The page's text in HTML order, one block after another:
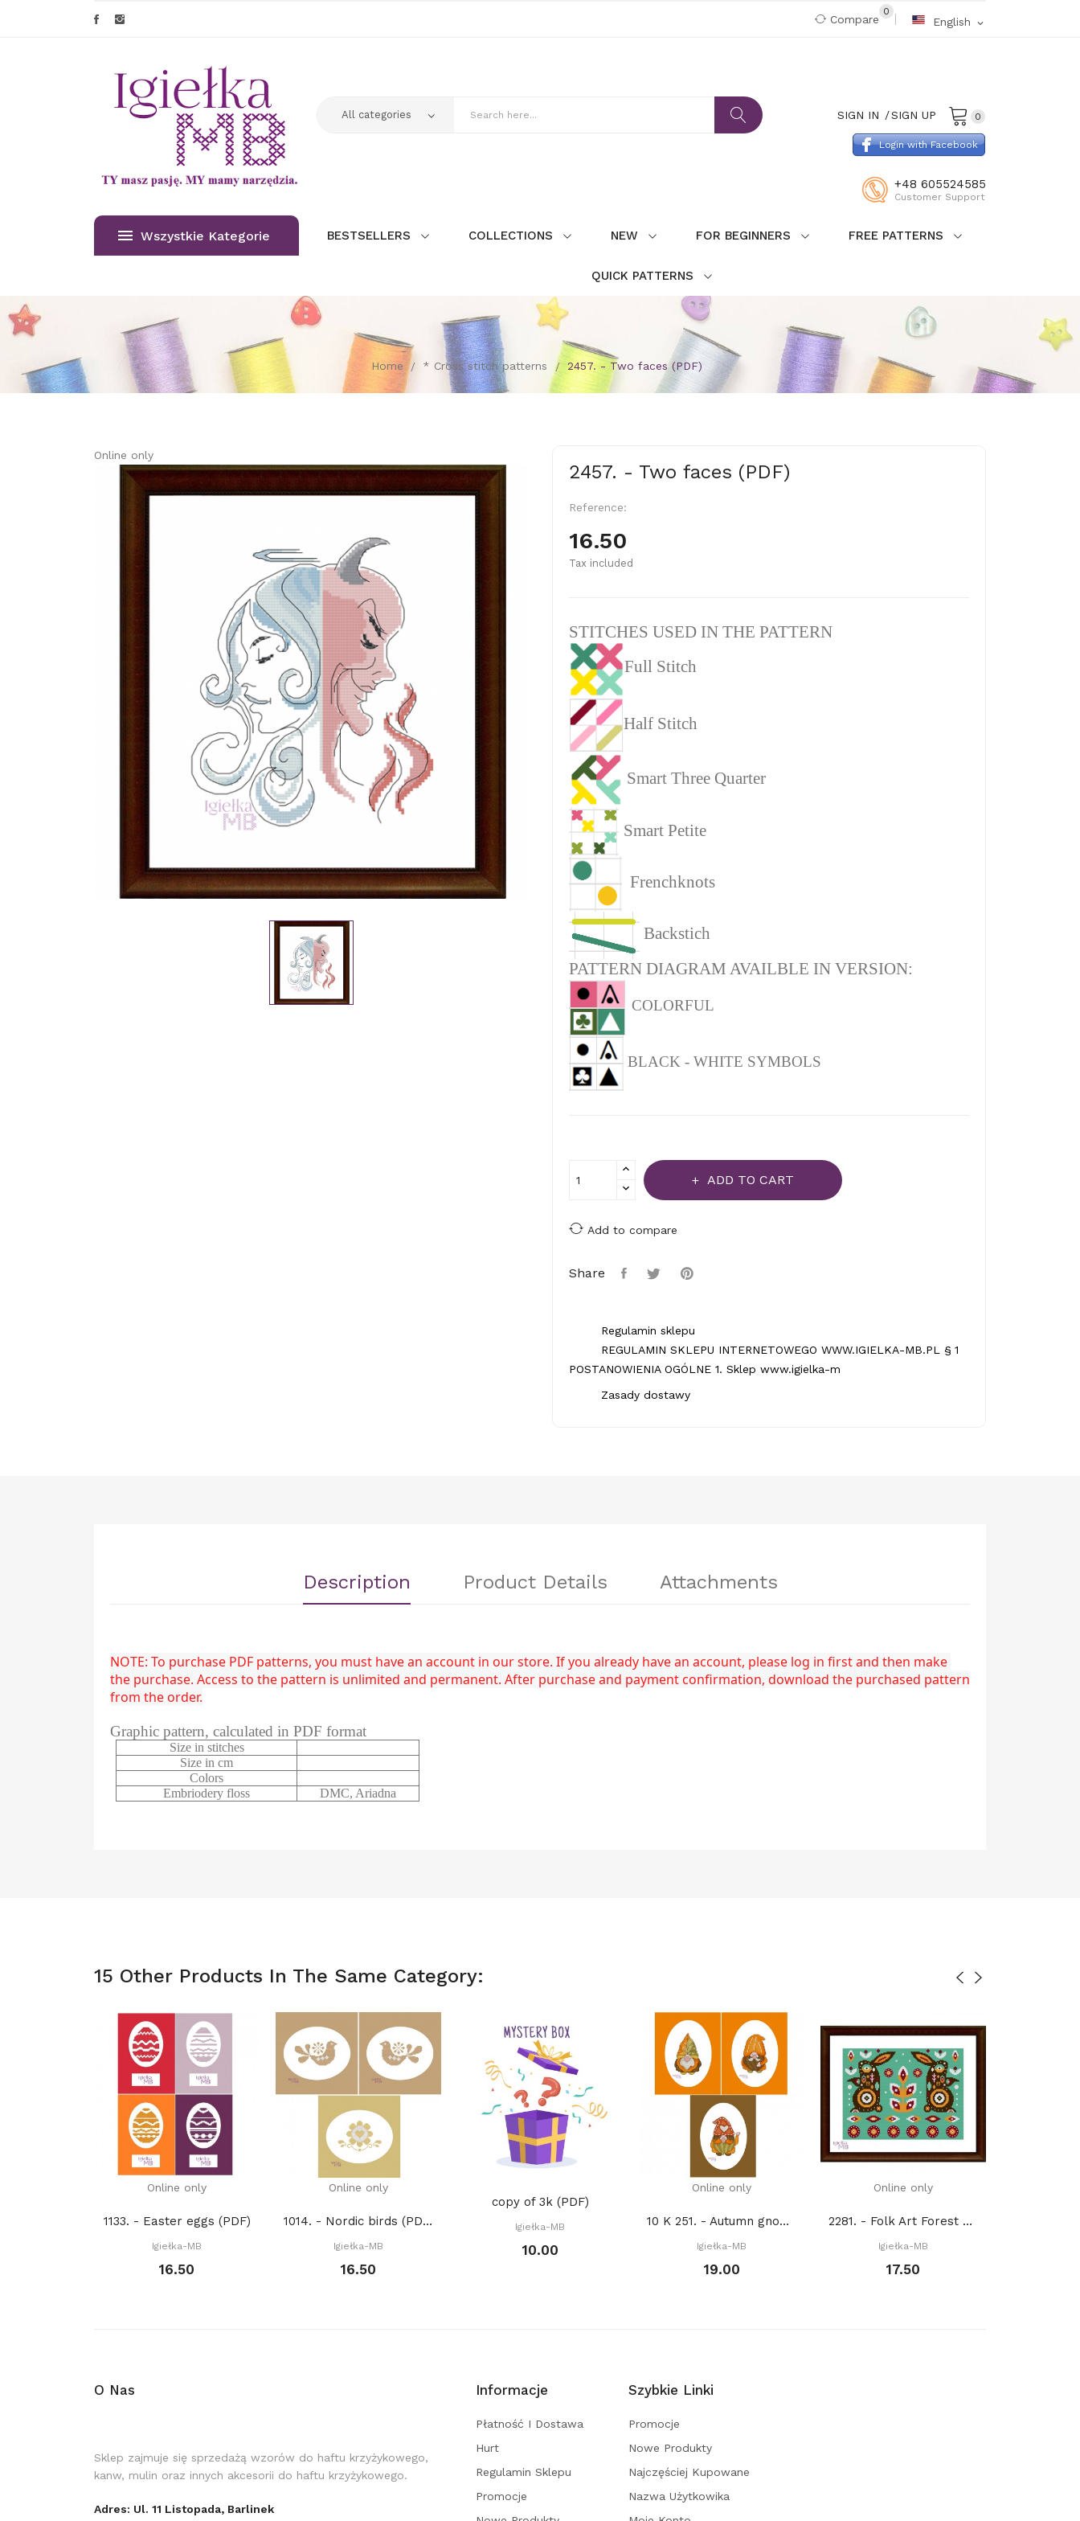
English expand_more
Compare
0
0
SIGN IN SIGN UP
+48 605524585
Customer Support
Login with Facebook
Wszystkie Kategorie BESTSELLERS COLLECTIONS NEW FOR BEGINNERS FREE PATTERNS
QUICK PATTERNS
Home * Cross stitch patterns 2457. - Two faces (PDF)
Online only
2457. - Two faces (PDF)
Reference:
16.50
Tax included
STITCHES USED IN THE PATTERN
Full Stitch
Half Stitch
Smart Three Quarter
Smart Petite
Frenchknots
Backstich
PATTERN DIAGRAM AVAILBLE IN VERSION:
COLORFUL
BLACK - WHITE SYMBOLS
ADD TO CART
Add to compare
Share
Regulamin sklepu
REGULAMIN SKLEPU INTERNETOWEGO WWW.IGIELKA-MB.PL § 1
POSTANOWIENIA OGÓLNE 1. Sklep www.igielka-m
Zasady dostawy
Description Product Details Attachments
NOTE: To purchase PDF patterns, you must have an account in our store. If you already have an account, please log in first and then make
the purchase. Access to the pattern is unlimited and permanent. After purchase and payment confirmation, download the purchased pattern
from the order.
Graphic pattern, calculated in PDF format
Size in stitches
Size in cm
Colors
Embriodery floss
DMC, Ariadna
15 Other Products In The Same Category:
Online only
1133. - Easter eggs (PDF)
Igiełka-MB
16.50
Online only
1014. - Nordic birds (PDF)
Igiełka-MB
16.50
copy of 3k (PDF)
Igiełka-MB
10.00
Online only
10 K 251. - Autumn gnomes (PDF)
Igiełka-MB
19.00
Online only
2281. - Folk Art Forest Friends. Hares (PDF)
Igiełka-MB
17.50
O Nas
Sklep zajmuje się sprzedażą wzorów do haftu krzyżykowego,
kanw, mulin oraz innych akcesorii do haftu krzyżykowego.
Adres: Ul. 11 Listopada, Barlinek
Informacje
Płatność I Dostawa
Hurt
Regulamin Sklepu
Promocje
Szybkie Linki
Promocje
Nowe Produkty
Najczęściej Kupowane
Nazwa Użytkowika